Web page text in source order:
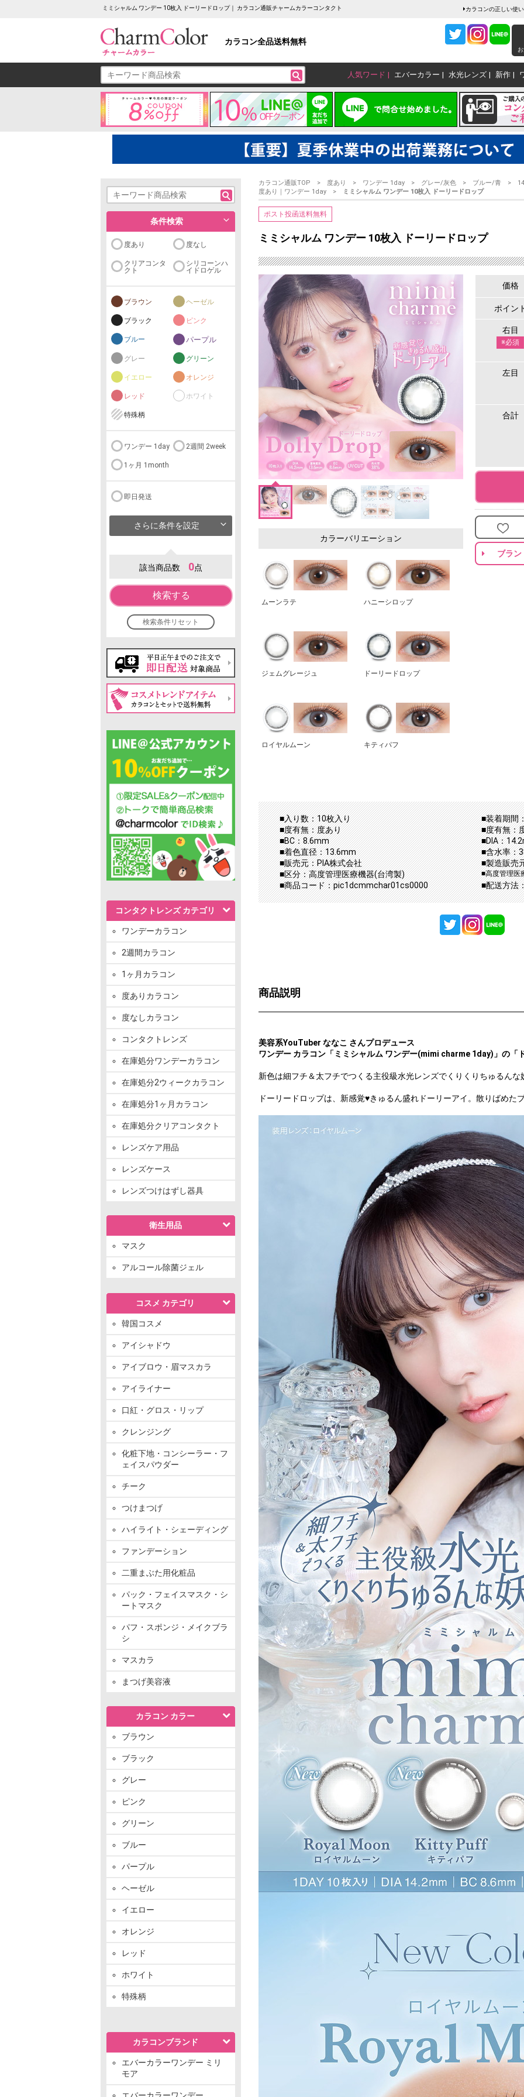
ミミシャルム ワンデー 10枚入 ドーリードロップ｜ カラコン通販チャームカラーコンタクト カラコンの正しい使
カラコン全品送料無料
人気ワード エバーカラー 水光レンズ 新作
条件検索
度あり 度なし
クリアコンタ
クト
シリコーンハ
イドロゲル
ブラウン ヘーゼル
ブラック ピンク
ブルー パープル
グレー グリーン
イエロー オレンジ
レッド ホワイト
特殊柄
ワンデー 1day 2週間 2week
1ヶ月 1month
即日発送
さらに条件を設定
該当商品数 0点
検索する
検索条件リセット
コンタクトレンズ カテゴリ
ワンデーカラコン
2週間カラコン
1ヶ月カラコン
度ありカラコン
度なしカラコン
コンタクトレンズ
在庫処分ワンデーカラコン
在庫処分2ウィークカラコン
在庫処分1ヶ月カラコン
在庫処分クリアコンタクト
レンズケア用品
レンズケース
レンズつけはずし器具
衛生用品
マスク
アルコール除菌ジェル
コスメ カテゴリ
韓国コスメ
アイシャドウ
アイブロウ・眉マスカラ
アイライナー
口紅・グロス・リップ
クレンジング
化粧下地・コンシーラー・フ
ェイスパウダー
チーク
つけまつげ
ハイライト・シェーディング
ファンデーション
二重まぶた用化粧品
パック・フェイスマスク・シ
ートマスク
パフ・スポンジ・メイクブラ
シ
マスカラ
まつげ美容液
カラコン カラー
ブラウン
ブラック
グレー
ピンク
グリーン
ブルー
パープル
ヘーゼル
イエロー
オレンジ
レッド
ホワイト
特殊柄
カラコンブランド
エバーカラーワンデー ミリ
モア
エバーカラーワンデー
カラコン通販TOP 度あり ワンデー 1day グレー/灰色 ブルー/青
度あり｜ワンデー 1day
ミミシャルム ワンデー 10枚入 ドーリードロップ
ポスト投函送料無料
ミミシャルム ワンデー 10枚入 ドーリードロップ
カラーバリエーション
ムーンラテ ハニーシロップ
ジェムグレージュ ドーリードロップ
ロイヤルムーン キティパフ
価格
ポイン
右目
※必須
左目
合計
ブラン
■入り数：10枚入り
■装着期間
■度有無：度あり
■度有無：
■BC：8.6mm
■DIA：
■着色直径：13.6mm
■含水率：
■販売元：PIA株式会社
■製造販売
■区分：高度管理医療機器(台湾製)
■高度管理医
■商品コード：pic1dcmmchar01cs0000 ■配送方法
商品説明
美容系YouTuber ななこ さんプロデュース
ワンデー カラコン「ミミシャルム ワンデー(mimi charme 1day)」の「
新色は細フチ＆太フチでつくる主役級水光レンズでくりくりちゅるん
ドーリードロップは、新感覚♥きゅるん盛れドーリーアイ。散りばめた